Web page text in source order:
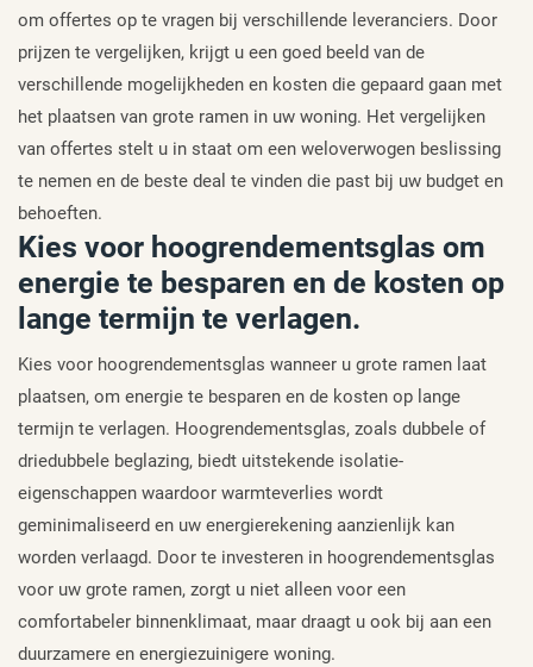
om offertes op te vragen bij verschillende leveranciers. Door
prijzen te vergelijken, krijgt u een goed beeld van de
verschillende mogelijkheden en kosten die gepaard gaan met
het plaatsen van grote ramen in uw woning. Het vergelijken
van offertes stelt u in staat om een weloverwogen beslissing
te nemen en de beste deal te vinden die past bij uw budget en
behoeften.
Kies voor hoogrendementsglas om
energie te besparen en de kosten op
lange termijn te verlagen.
Kies voor hoogrendementsglas wanneer u grote ramen laat
plaatsen, om energie te besparen en de kosten op lange
termijn te verlagen. Hoogrendementsglas, zoals dubbele of
driedubbele beglazing, biedt uitstekende isolatie-
eigenschappen waardoor warmteverlies wordt
geminimaliseerd en uw energierekening aanzienlijk kan
worden verlaagd. Door te investeren in hoogrendementsglas
voor uw grote ramen, zorgt u niet alleen voor een
comfortabeler binnenklimaat, maar draagt u ook bij aan een
duurzamere en energiezuinigere woning.